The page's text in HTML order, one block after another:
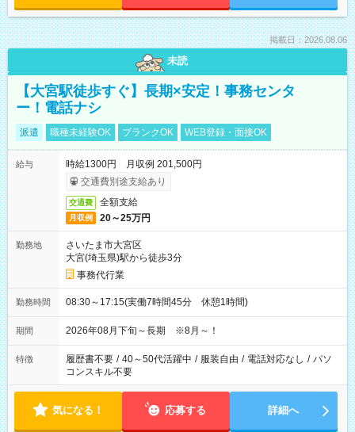
掲載日：2026.08.06
未読
【大宮駅徒歩すぐ】長期×安定！事務センタ
ー！電話ナシ
派遣 職種未経験OK ブランクOK WEB登録・面接OK
給与
時給1300円 月収例 201,500円
交通費別途支給あり
交通費 全額支給
月収例 20～25万円
勤務地
さいたま市大宮区
大宮(埼玉県)駅から徒歩3分
事務代行業
勤務時間 08:30～17:15(実働7時間45分 休憩1時間)
期間 2026年08月下旬～長期 ※8月～！
特徴 履歴書不要 / 40～50代活躍中 / 服装自由 / 電話対応なし / パソ
コンスキル不要
気になる！ 応募する 詳細へ